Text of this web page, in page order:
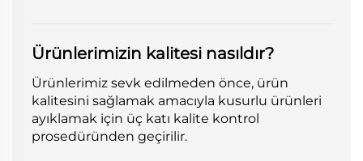
Ürünlerimizin kalitesi nasıldır?
Ürünlerimiz sevk edilmeden önce, ürün
kalitesini sağlamak amacıyla kusurlu ürünleri
ayıklamak için üç katı kalite kontrol
prosedüründen geçirilir.